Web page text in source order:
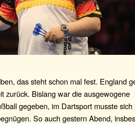
das steht schon mal fest. England
zurück. Bislang war die ausgewogene
gegeben, im Dartsport musste sich
So auch gestern Abend,